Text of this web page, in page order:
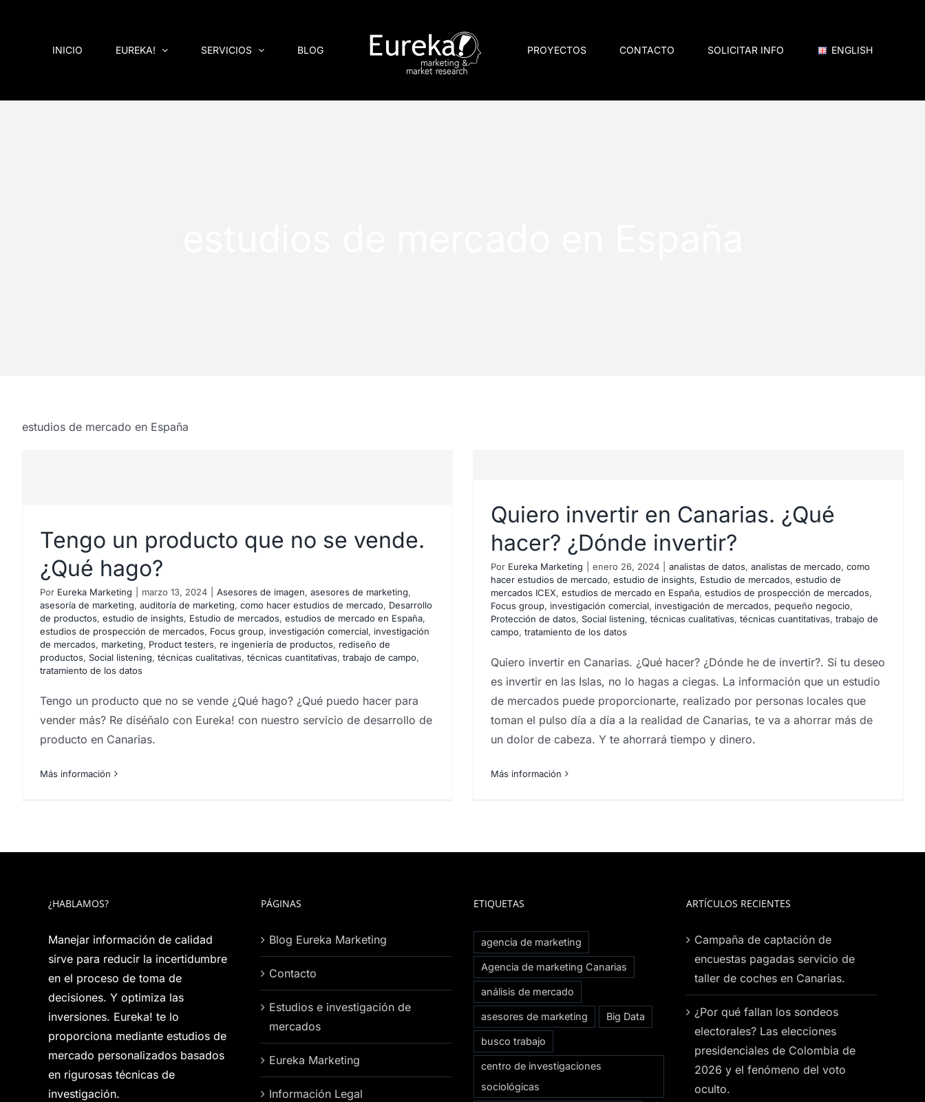
INICIO EUREKA! SERVICIOS BLOG PROYECTOS CONTACTO SOLICITAR INFO ENGLISH
estudios de mercado en España
Tengo un producto que no se vende.
¿Qué hago?
Por Eureka Marketing marzo 13, 2024 Asesores de imagen, asesores de marketing,
asesoría de marketing, auditoría de marketing, como hacer estudios de mercado, Desarrollo
de productos, estudio de insights, Estudio de mercados, estudios de mercado en España,
estudios de prospección de mercados, Focus group, investigación comercial, investigación
de mercados, marketing, Product testers, re ingeniería de productos, rediseño de
productos, Social listening, técnicas cualitativas, técnicas cuantitativas, trabajo de campo,
tratamiento de los datos
Tengo un producto que no se vende ¿Qué hago? ¿Qué puedo hacer para
vender más? Re diséñalo con Eureka! con nuestro servicio de desarrollo de
producto en Canarias.
Más información
Quiero invertir en Canarias. ¿Qué hacer?
¿Dónde invertir?
Quiero invertir en Canarias. ¿Qué
hacer? ¿Dónde invertir?
Por Eureka Marketing enero 26, 2024 analistas de datos, analistas de mercado, como
hacer estudios de mercado, estudio de insights, Estudio de mercados, estudio de
mercados ICEX, estudios de mercado en España, estudios de prospección de mercados,
Focus group, investigación comercial, investigación de mercados, pequeño negocio,
Protección de datos, Social listening, técnicas cualitativas, técnicas cuantitativas, trabajo de
campo, tratamiento de los datos
Quiero invertir en Canarias. ¿Qué hacer? ¿Dónde he de invertir?. Si tu deseo
es invertir en las Islas, no lo hagas a ciegas. La información que un estudio
de mercados puede proporcionarte, realizado por personas locales que
toman el pulso día a día a la realidad de Canarias, te va a ahorrar más de
un dolor de cabeza. Y te ahorrará tiempo y dinero.
Más información
¿HABLAMOS?
Manejar información de calidad
sirve para reducir la incertidumbre
en el proceso de toma de
decisiones. Y optimiza las
inversiones. Eureka! te lo
proporciona mediante estudios de
mercado personalizados basados
en rigurosas técnicas de
investigación.
PÁGINAS
Blog Eureka Marketing
Contacto
Estudios e investigación de
mercados
Eureka Marketing
Información Legal
ETIQUETAS
agencia de marketing
Agencia de marketing Canarias
análisis de mercado
asesores de marketing Big Data
busco trabajo
centro de investigaciones
sociológicas
ARTÍCULOS RECIENTES
Campaña de captación de
encuestas pagadas servicio de
taller de coches en Canarias.
¿Por qué fallan los sondeos
electorales? Las elecciones
presidenciales de Colombia de
2026 y el fenómeno del voto
oculto.